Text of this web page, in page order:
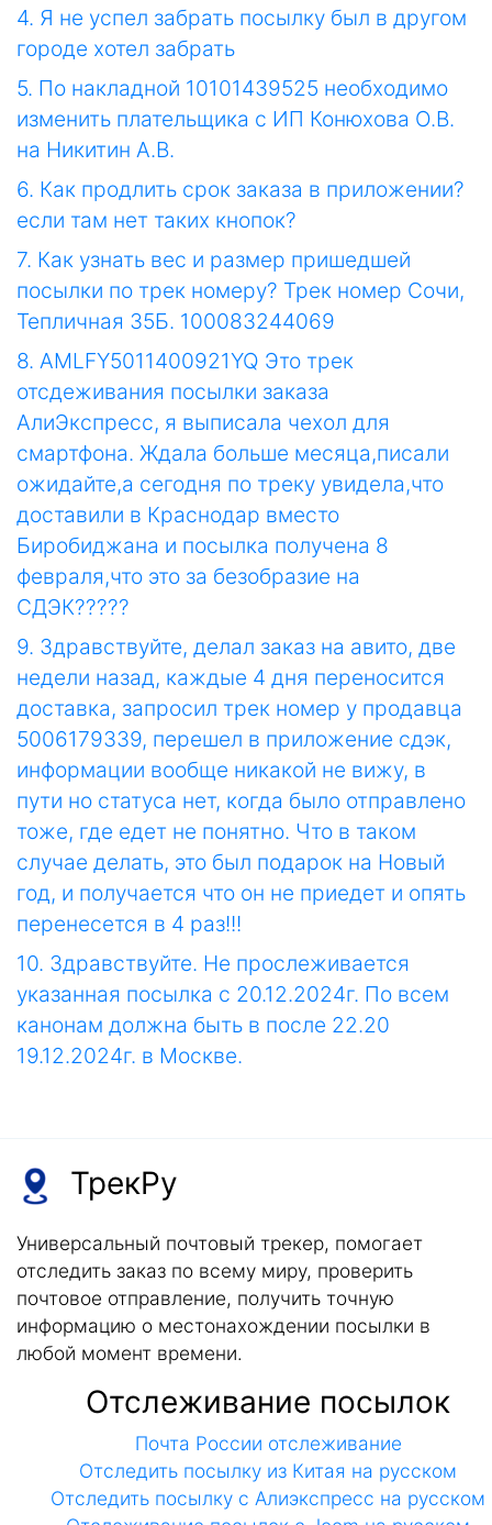
4. Я не успел забрать посылку был в другом
городе хотел забрать
5. По накладной 10101439525 необходимо
изменить плательщика с ИП Конюхова О.В.
на Никитин А.В.
6. Как продлить срок заказа в приложении?
если там нет таких кнопок?
7. Как узнать вес и размер пришедшей
посылки по трек номеру? Трек номер Сочи,
Тепличная 35Б. 100083244069
8. AMLFY5011400921YQ Это трек
отсдеживания посылки заказа
АлиЭкспресс, я выписала чехол для
смартфона. Ждала больше месяца,писали
ожидайте,а сегодня по треку увидела,что
доставили в Краснодар вместо
Биробиджана и посылка получена 8
февраля,что это за безобразие на
СДЭК?????
9. Здравствуйте, делал заказ на авито, две
недели назад, каждые 4 дня переносится
доставка, запросил трек номер у продавца
5006179339, перешел в приложение сдэк,
информации вообще никакой не вижу, в
пути но статуса нет, когда было отправлено
тоже, где едет не понятно. Что в таком
случае делать, это был подарок на Новый
год, и получается что он не приедет и опять
перенесется в 4 раз!!!
10. Здравствуйте. Не прослеживается
указанная посылка с 20.12.2024г. По всем
канонам должна быть в после 22.20
19.12.2024г. в Москве.
ТрекРу
Универсальный почтовый трекер, помогает
отследить заказ по всему миру, проверить
почтовое отправление, получить точную
информацию о местонахождении посылки в
любой момент времени.
Отслеживание посылок
Почта России отслеживание
Отследить посылку из Китая на русском
Отследить посылку с Алиэкспресс на русском